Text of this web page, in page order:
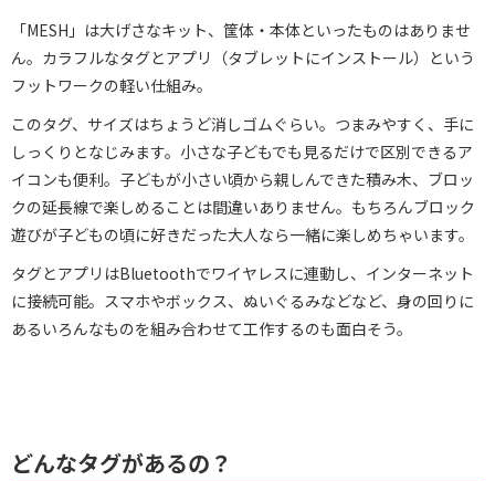
「MESH」は大げさなキット、筐体・本体といったものはありませ
ん。カラフルなタグとアプリ（タブレットにインストール）という
フットワークの軽い仕組み。
このタグ、サイズはちょうど消しゴムぐらい。つまみやすく、手に
しっくりとなじみます。小さな子どもでも見るだけで区別できるア
イコンも便利。子どもが小さい頃から親しんできた積み木、ブロッ
クの延長線で楽しめることは間違いありません。もちろんブロック
遊びが子どもの頃に好きだった大人なら一緒に楽しめちゃいます。
タグとアプリはBluetoothでワイヤレスに連動し、インターネット
に接続可能。スマホやボックス、ぬいぐるみなどなど、身の回りに
あるいろんなものを組み合わせて工作するのも面白そう。
どんなタグがあるの？